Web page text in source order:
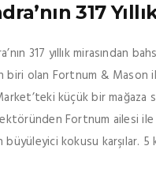
317
317 yıllık mirasından
olan Fortnum & Mason
küçük bir mağaza
Fortnum ailesi ile
kokusu karşılar.